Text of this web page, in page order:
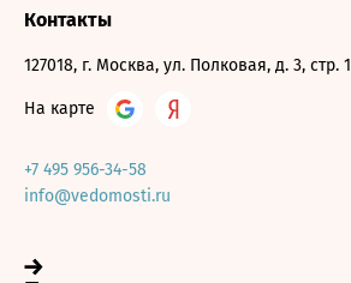
Контакты
127018, г. Москва, ул. Полковая, д. 3, стр. 1
На карте
+7 495 956-34-58
info@vedomosti.ru